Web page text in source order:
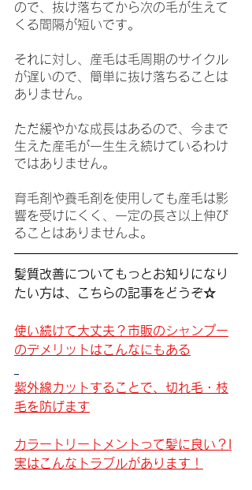
ので、抜け落ちてから次の毛が生えて
くる間隔が短いです。
それに対し、産毛は毛周期のサイクル
が遅いので、簡単に抜け落ちることは
ありません。
ただ緩やかな成長はあるので、今まで
生えた産毛が一生生え続けているわけ
ではありません。
育毛剤や養毛剤を使用しても産毛は影
響を受けにくく、一定の長さ以上伸び
ることはありませんよ。
髪質改善についてもっとお知りになり
たい方は、こちらの記事をどうぞ☆
使い続けて大丈夫？市販のシャンプー
のデメリットはこんなにもある
紫外線カットすることで、切れ毛・枝
毛を防げます
カラートリートメントって髪に良い？I
実はこんなトラブルがあります！